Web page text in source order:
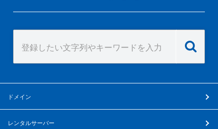
ドメイン
レンタルサーバー